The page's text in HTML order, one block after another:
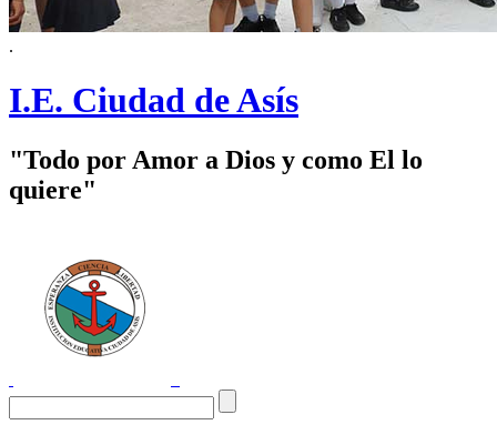
.
I.E. Ciudad de Asís
"Todo por Amor a Dios y como El lo
quiere"